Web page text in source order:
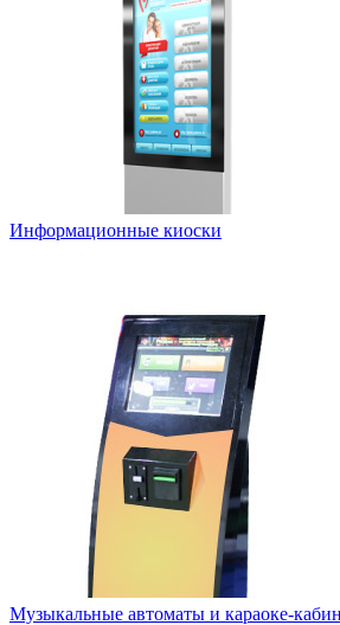
Информационные киоски
Музыкальные автоматы и караоке-